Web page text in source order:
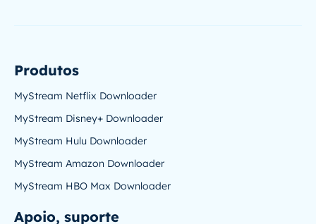
Produtos
MyStream Netflix Downloader
MyStream Disney+ Downloader
MyStream Hulu Downloader
MyStream Amazon Downloader
MyStream HBO Max Downloader
Apoio, suporte